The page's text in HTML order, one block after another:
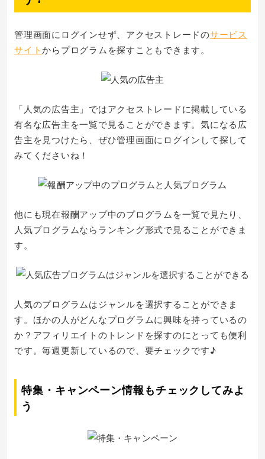
管理画面にログインせず、アクセストレードのサービス
サイトからプログラムを探すこともできます。
「人気の広告主」ではアクセストレードに掲載している
有名な広告主を一覧で見ることができます。気になる広
告主を見つけたら、ぜひ管理画面にログインして探して
みてくださいね！
他にも現在報酬アップ中のプログラムを一覧で見たり、
人気プログラムならランキング形式で見ることができま
す。
人気のプログラムはジャンルを選択することができま
す。ほかの人がどんなプログラムに興味を持っているの
か？アフィリエイトのトレンドを探すのにとっても便利
です。毎週更新しているので、要チェックです♪
特集・キャンペーン情報もチェックしてみよ
う